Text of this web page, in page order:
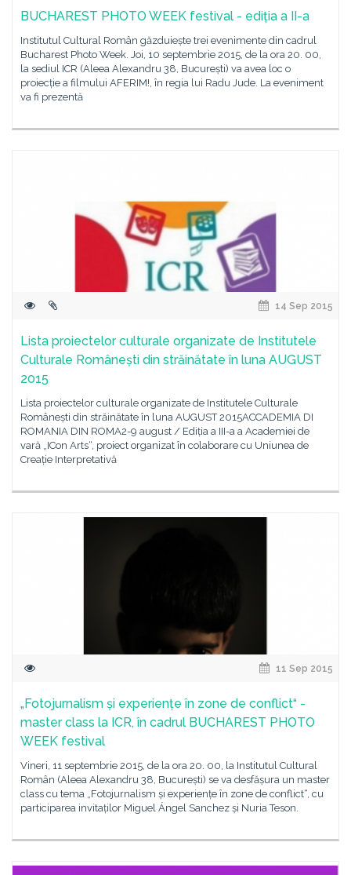
BUCHAREST PHOTO WEEK festival - ediția a II-a
Institutul Cultural Român găzduiește trei evenimente din cadrul
Bucharest Photo Week. Joi, 10 septembrie 2015, de la ora 20. 00,
la sediul ICR (Aleea Alexandru 38, București) va avea loc o
proiecție a filmului AFERIM!, în regia lui Radu Jude. La eveniment
va fi prezentă
14 Sep 2015
Lista proiectelor culturale organizate de Institutele
Culturale Românești din străinătate în luna AUGUST
2015
Lista proiectelor culturale organizate de Institutele Culturale
Românești din străinătate în luna AUGUST 2015ACCADEMIA DI
ROMANIA DIN ROMA2-9 august / Ediția a III-a a Academiei de
vară „ICon Arts“, proiect organizat în colaborare cu Uniunea de
Creație Interpretativă
11 Sep 2015
„Fotojurnalism și experiențe în zone de conflict“ -
master class la ICR, în cadrul BUCHAREST PHOTO
WEEK festival
Vineri, 11 septembrie 2015, de la ora 20. 00, la Institutul Cultural
Român (Aleea Alexandru 38, București) se va desfășura un master
class cu tema „Fotojurnalism și experiențe în zone de conflict“, cu
participarea invitaților Miguel Ángel Sanchez și Nuria Teson.